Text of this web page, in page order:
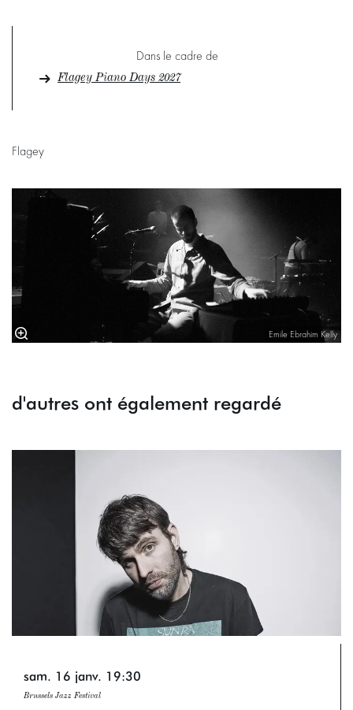
Dans le cadre de
Flagey Piano Days 2027
Flagey
Emile Ebrahim Kelly
d'autres ont également regardé
Brussels Jazz Festival
sam. 16 janv. 19:30